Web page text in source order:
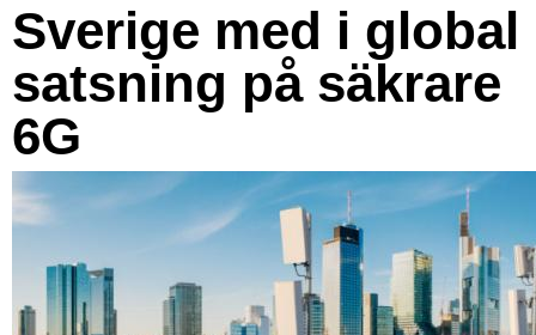
Sverige med i global
satsning på säkrare
6G